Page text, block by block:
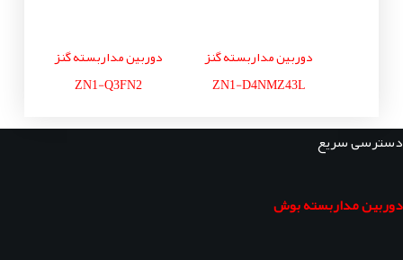
دوربین مداربسته گنز
ZN1-D4NMZ43L
دوربین مداربسته گنز
ZN1-Q3FN2
دسترسی سریع
دوربین مداربسته بوش